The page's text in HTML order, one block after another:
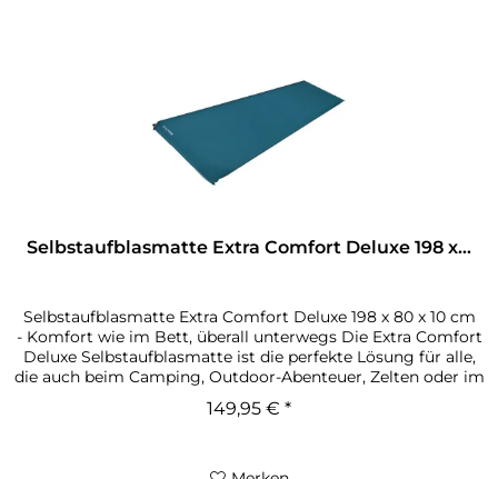
Selbstaufblasmatte Extra Comfort Deluxe 198 x...
Selbstaufblasmatte Extra Comfort Deluxe 198 x 80 x 10 cm
- Komfort wie im Bett, überall unterwegs Die Extra Comfort
Deluxe Selbstaufblasmatte ist die perfekte Lösung für alle,
die auch beim Camping, Outdoor-Abenteuer, Zelten oder im
Van...
149,95 € *